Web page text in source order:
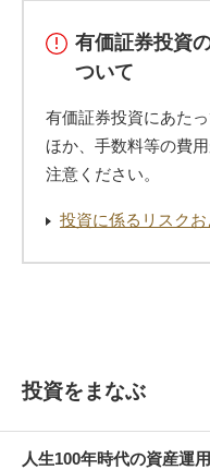
有価証券投資
ついて
有価証券投資にあた
ほか、手数料等の費
注意ください。
投資に係るリスク
投資をまなぶ
人生100年時代の資産運用